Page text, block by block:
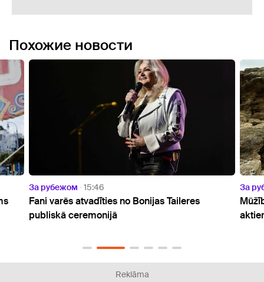
Похожие новости
15:46
atvadīties no Bonijas Taileres
ceremonijā
11:34
Mūžībā devies
aktieris Sems Nīls
Reklāma